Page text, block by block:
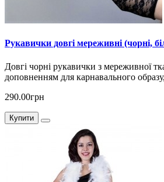
Рукавички довгі мереживні (чорні,
Довгі чорні рукавички з мереживної
доповненням для карнавального
290.00грн
Купити